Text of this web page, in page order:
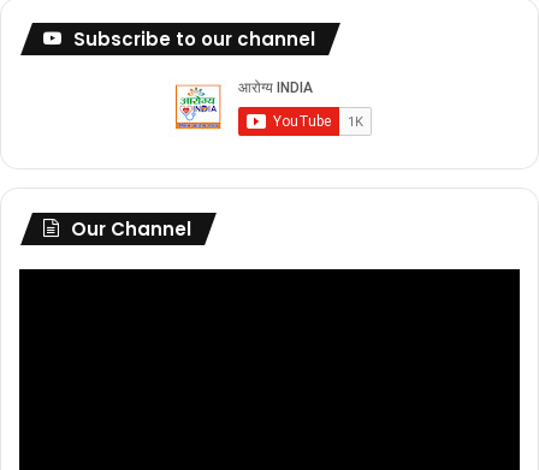
Subscribe to our channel
Our Channel